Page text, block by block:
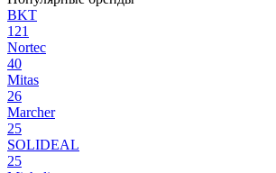
BKT
121
Nortec
40
Mitas
26
Marcher
25
SOLIDEAL
25